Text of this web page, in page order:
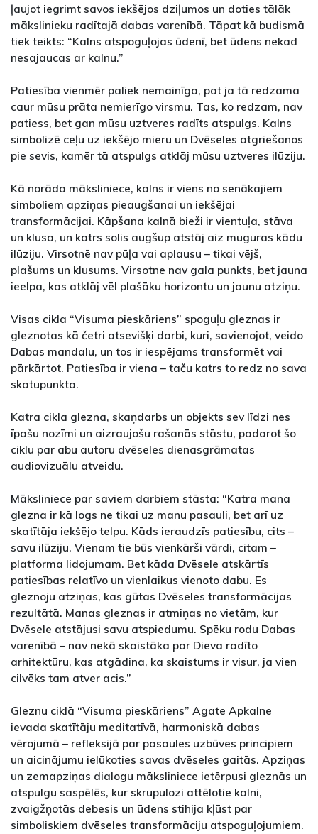
ļaujot iegrimt savos iekšējos dziļumos un doties tālāk
mākslinieku radītajā dabas varenībā. Tāpat kā budismā
tiek teikts: “Kalns atspoguļojas ūdenī, bet ūdens nekad
nesajaucas ar kalnu.”
Patiesība vienmēr paliek nemainīga, pat ja tā redzama
caur mūsu prāta nemierīgo virsmu. Tas, ko redzam, nav
patiess, bet gan mūsu uztveres radīts atspulgs. Kalns
simbolizē ceļu uz iekšējo mieru un Dvēseles atgriešanos
pie sevis, kamēr tā atspulgs atklāj mūsu uztveres ilūziju.
Kā norāda māksliniece, kalns ir viens no senākajiem
simboliem apziņas pieaugšanai un iekšējai
transformācijai. Kāpšana kalnā bieži ir vientuļa, stāva
un klusa, un katrs solis augšup atstāj aiz muguras kādu
ilūziju. Virsotnē nav pūļa vai aplausu – tikai vējš,
plašums un klusums. Virsotne nav gala punkts, bet jauna
ieelpa, kas atklāj vēl plašāku horizontu un jaunu atziņu.
Visas cikla “Visuma pieskāriens” spoguļu gleznas ir
gleznotas kā četri atsevišķi darbi, kuri, savienojot, veido
Dabas mandalu, un tos ir iespējams transformēt vai
pārkārtot. Patiesība ir viena – taču katrs to redz no sava
skatupunkta.
Katra cikla glezna, skaņdarbs un objekts sev līdzi nes
īpašu nozīmi un aizraujošu rašanās stāstu, padarot šo
ciklu par abu autoru dvēseles dienasgrāmatas
audiovizuālu atveidu.
Māksliniece par saviem darbiem stāsta: “Katra mana
glezna ir kā logs ne tikai uz manu pasauli, bet arī uz
skatītāja iekšējo telpu. Kāds ieraudzīs patiesību, cits –
savu ilūziju. Vienam tie būs vienkārši vārdi, citam –
platforma lidojumam. Bet kāda Dvēsele atskārtīs
patiesības relatīvo un vienlaikus vienoto dabu. Es
gleznoju atziņas, kas gūtas Dvēseles transformācijas
rezultātā. Manas gleznas ir atmiņas no vietām, kur
Dvēsele atstājusi savu atspiedumu. Spēku rodu Dabas
varenībā – nav nekā skaistāka par Dieva radīto
arhitektūru, kas atgādina, ka skaistums ir visur, ja vien
cilvēks tam atver acis.”
Gleznu ciklā “Visuma pieskāriens” Agate Apkalne
ievada skatītāju meditatīvā, harmoniskā dabas
vērojumā – refleksijā par pasaules uzbūves principiem
un aicinājumu ielūkoties savas dvēseles gaitās. Apziņas
un zemapziņas dialogu māksliniece ietērpusi gleznās un
atspulgu saspēlēs, kur skrupulozi attēlotie kalni,
zvaigžņotās debesis un ūdens stihija kļūst par
simboliskiem dvēseles transformāciju atspoguļojumiem.